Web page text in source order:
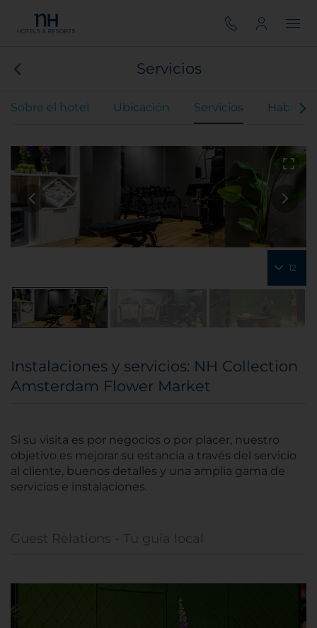
Servicios
Sobre el hotel Ubicación Servicios
12
Instalaciones y servicios: NH Collection
Amsterdam Flower Market
Si su visita es por negocios o por placer, nuestro
objetivo es mejorar su estancia a través del servicio
al cliente, buenos detalles y una amplia gama de
servicios e instalaciones.
Guest Relations - Tu guía local